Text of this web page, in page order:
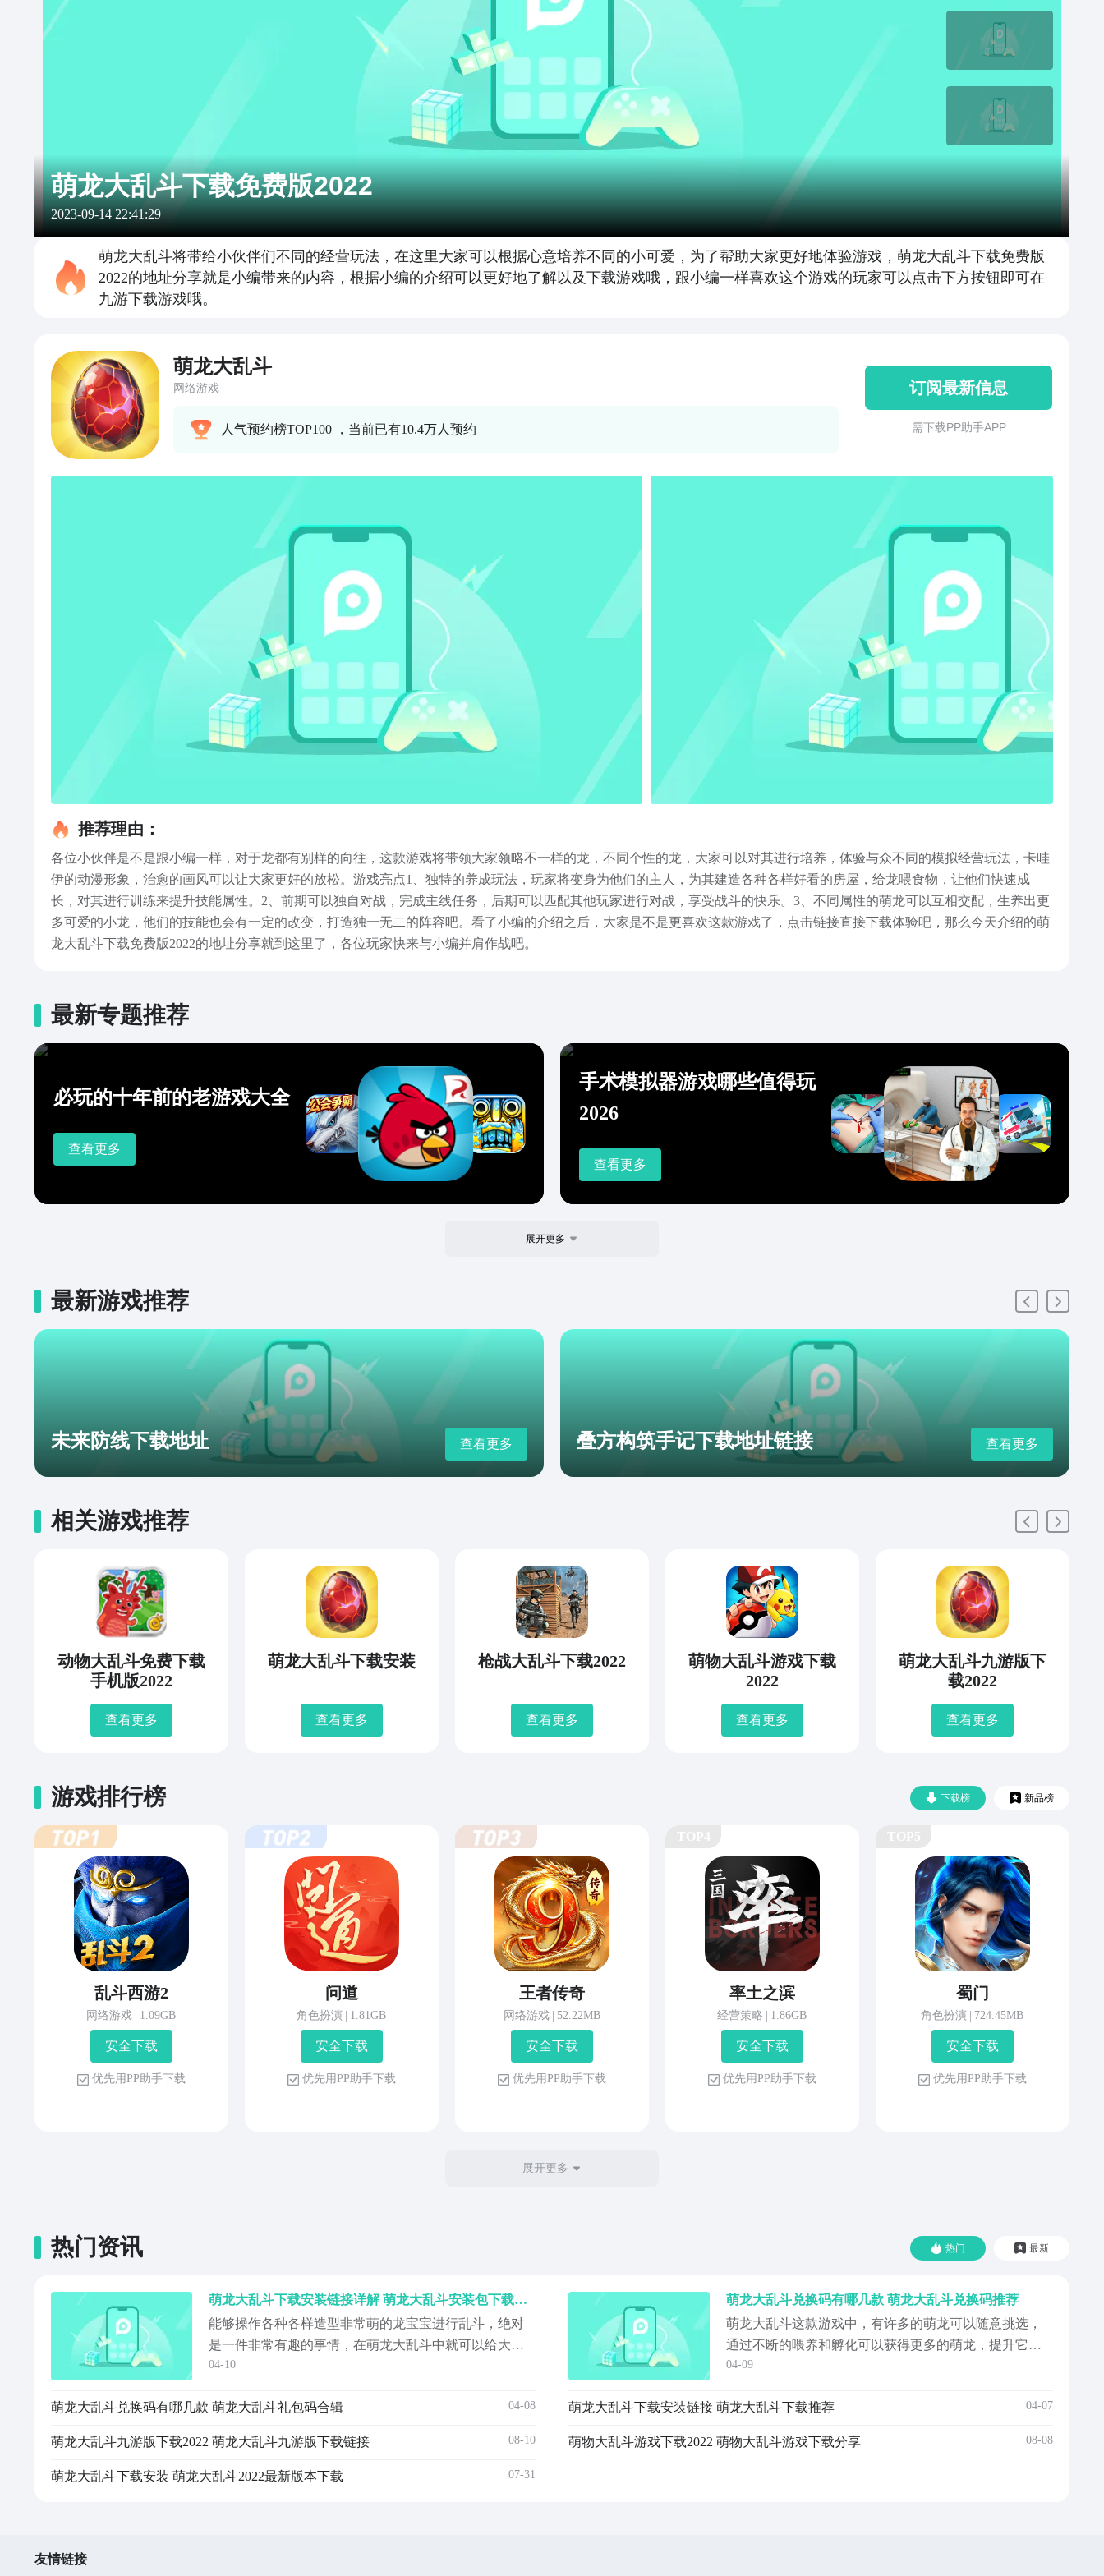
萌龙大乱斗下载免费版2022
2023-09-14 22:41:29
萌龙大乱斗将带给小伙伴们不同的经营玩法，在这里大家可以根据心意培养不同的小可爱，为了帮助大家更好地体验游戏，萌龙大乱斗下载免费版
2022的地址分享就是小编带来的内容，根据小编的介绍可以更好地了解以及下载游戏哦，跟小编一样喜欢这个游戏的玩家可以点击下方按钮即可在
九游下载游戏哦。
萌龙大乱斗
网络游戏
人气预约榜TOP100 ，当前已有10.4万人预约
订阅最新信息
需 下 载 P P 助 手 A P P
推荐理由：
各位小伙伴是不是跟小编一样，对于龙都有别样的向往，这款游戏将带领大家领略不一样的龙，不同个性的龙，大家可以对其进行培养，体验与众不同的模拟经营玩法，卡哇
伊的动漫形象，治愈的画风可以让大家更好的放松。游戏亮点1、独特的养成玩法，玩家将变身为他们的主人，为其建造各种各样好看的房屋，给龙喂食物，让他们快速成
长，对其进行训练来提升技能属性。2、前期可以独自对战，完成主线任务，后期可以匹配其他玩家进行对战，享受战斗的快乐。3、不同属性的萌龙可以互相交配，生养出更
多可爱的小龙，他们的技能也会有一定的改变，打造独一无二的阵容吧。看了小编的介绍之后，大家是不是更喜欢这款游戏了，点击链接直接下载体验吧，那么今天介绍的萌
龙大乱斗下载免费版2022的地址分享就到这里了，各位玩家快来与小编并肩作战吧。
最新专题推荐
必玩的十年前的老游戏大全
查看更多
手术模拟器游戏哪些值得玩
2026
查看更多
展开更多
最新游戏推荐
未来防线下载地址 查看更多 叠方构筑手记下载地址链接 查看更多
相关游戏推荐
动物大乱斗免费下载
手机版2022
查看更多
萌龙大乱斗下载安装
查看更多
枪战大乱斗下载2022
查看更多
萌物大乱斗游戏下载
2022
查看更多
萌龙大乱斗九游版下
载2022
查看更多
下载榜 新品榜
游戏排行榜
乱斗西游2
网络游戏 1.09GB
安 全 下 载
优 先 用 P P 助 手 下 载
问道
角色扮演 1.81GB
安 全 下 载
优 先 用 P P 助 手 下 载
王者传奇
网络游戏 52.22MB
安 全 下 载
优 先 用 P P 助 手 下 载
率土之滨
经营策略 1.86GB
安 全 下 载
优 先 用 P P 助 手 下 载
蜀门
角色扮演 724.45MB
安 全 下 载
优 先 用 P P 助 手 下 载
展开更多
热门 最新
热门资讯
萌龙大乱斗下载安装链接详解 萌龙大乱斗安装包下载分享
能够操作各种各样造型非常萌的龙宝宝进行乱斗，绝对
是一件非常有趣的事情，在萌龙大乱斗中就可以给大家
带来这样的体验，今天小编带来的是萌龙大乱斗下载地
照自己心意去养成非常有个性的龙宠物，并且和它们一
址》》》》》...
04-10
萌龙大乱斗兑换码有哪几款 萌龙大乱斗礼包码合辑 04-08
萌龙大乱斗九游版下载2022 萌龙大乱斗九游版下载链接 08-10
萌龙大乱斗下载安装 萌龙大乱斗2022最新版本下载 07-31
萌龙大乱斗兑换码有哪几款 萌龙大乱斗兑换码推荐
萌龙大乱斗这款游戏中，有许多的萌龙可以随意挑选，
通过不断的喂养和孵化可以获得更多的萌龙，提升它们
的等级，许多玩家都非常好奇萌龙大乱斗兑换码有哪
品，对于大家提升萌龙的等级和强度，都有很好的帮
编就给大家带来关...
04-09
萌龙大乱斗下载安装链接 萌龙大乱斗下载推荐 04-07
萌物大乱斗游戏下载2022 萌物大乱斗游戏下载分享 08-08
友情链接